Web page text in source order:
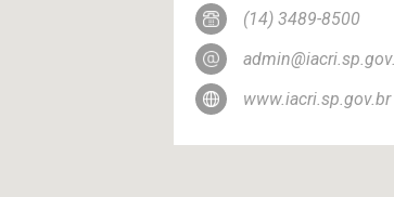
(14) 3489-8500
www.iacri.sp.gov.br